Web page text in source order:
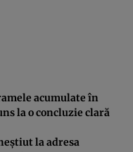
acumulate în
la o concluzie clară
la adresa